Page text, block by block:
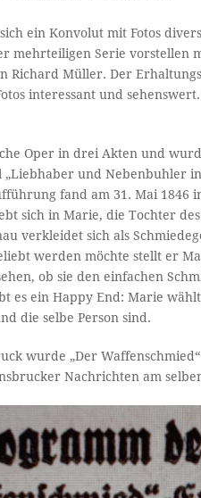
ein Konvolut mit Fotos
mehrteiligen Serie vorstellen
Richard Müller. Der
interessant und
Oper in drei Akten und
„Liebhaber und Nebenbuhler
fand am 31. Mai
sich in Marie, die Tochter
verkleidet sich als
werden möchte stellt er
ob sie den einfachen
es ein Happy End: Marie
die selbe Person sind.
wurde „Der
Nachrichten am